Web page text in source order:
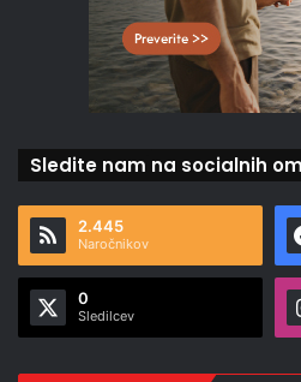
Sledite nam na socialnih
2.445
Naročnikov
0
Sledilcev